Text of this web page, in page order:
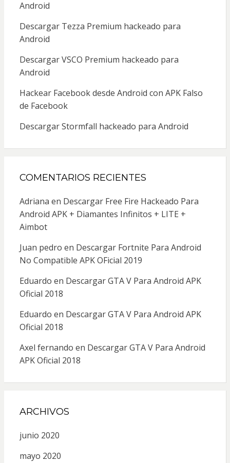
Android
Descargar Tezza Premium hackeado para
Android
Descargar VSCO Premium hackeado para
Android
Hackear Facebook desde Android con APK Falso
de Facebook
Descargar Stormfall hackeado para Android
COMENTARIOS RECIENTES
Adriana en Descargar Free Fire Hackeado Para
Android APK + Diamantes Infinitos + LITE +
Aimbot
Juan pedro en Descargar Fortnite Para Android
No Compatible APK OFicial 2019
Eduardo en Descargar GTA V Para Android APK
Oficial 2018
Eduardo en Descargar GTA V Para Android APK
Oficial 2018
Axel fernando en Descargar GTA V Para Android
APK Oficial 2018
ARCHIVOS
junio 2020
mayo 2020